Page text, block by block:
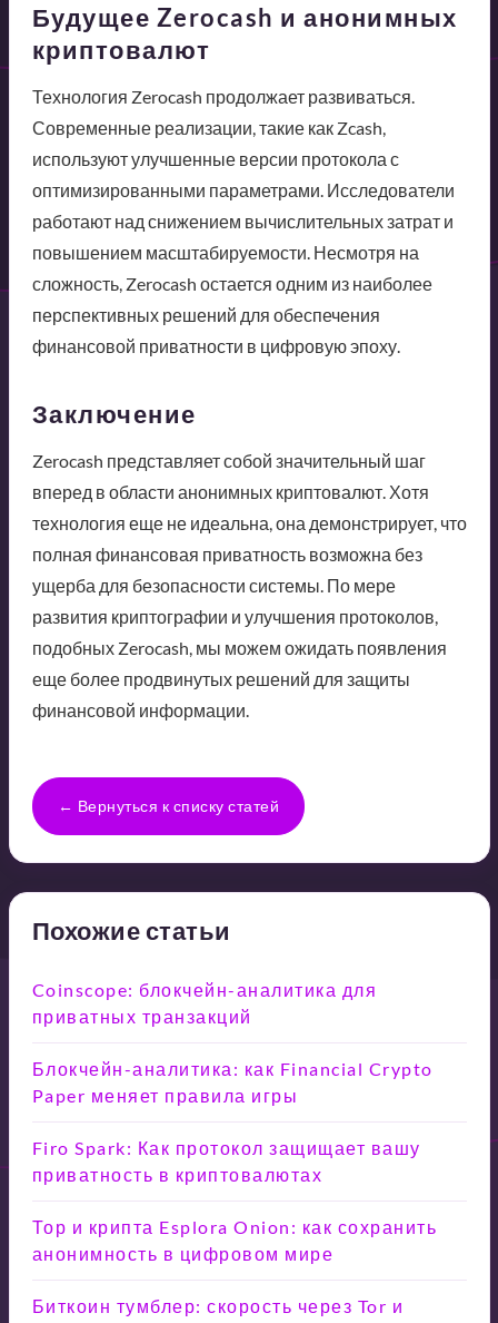
Будущее Zerocash и анонимных
криптовалют
Технология Zerocash продолжает развиваться.
Современные реализации, такие как Zcash,
используют улучшенные версии протокола с
оптимизированными параметрами. Исследователи
работают над снижением вычислительных затрат и
повышением масштабируемости. Несмотря на
сложность, Zerocash остается одним из наиболее
перспективных решений для обеспечения
финансовой приватности в цифровую эпоху.
Заключение
Zerocash представляет собой значительный шаг
вперед в области анонимных криптовалют. Хотя
технология еще не идеальна, она демонстрирует, что
полная финансовая приватность возможна без
ущерба для безопасности системы. По мере
развития криптографии и улучшения протоколов,
подобных Zerocash, мы можем ожидать появления
еще более продвинутых решений для защиты
финансовой информации.
← Вернуться к списку статей
Похожие статьи
Coinscope: блокчейн-аналитика для
приватных транзакций
Блокчейн-аналитика: как Financial Crypto
Paper меняет правила игры
Firo Spark: Как протокол защищает вашу
приватность в криптовалютах
Тор и крипта Esplora Onion: как сохранить
анонимность в цифровом мире
Биткоин тумблер: скорость через Tor и